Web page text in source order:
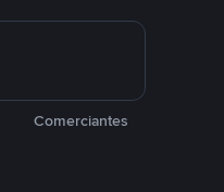
Comerciantes